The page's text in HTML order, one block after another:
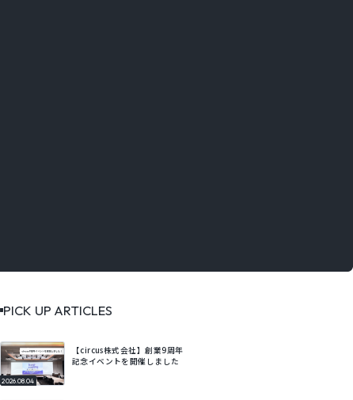
PICK UP ARTICLES
2026.08.04
【circus株式会社】創業9周年
記念イベントを開催しました